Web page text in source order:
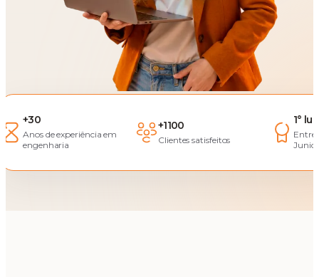
+30
Anos de experiência em
engenharia
+1100
Clientes satisfeitos
1°
Entre